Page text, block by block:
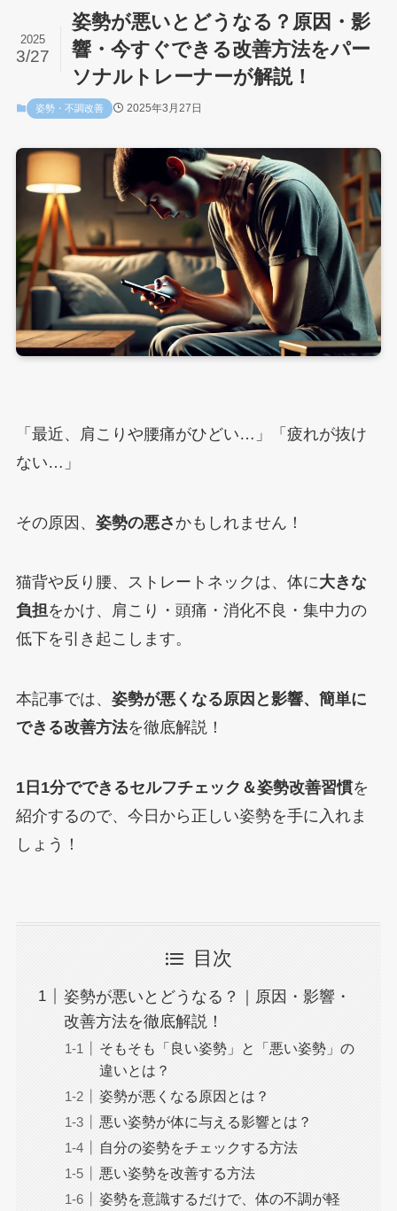
姿勢が悪いとどうなる？原因・影
響・今すぐできる改善方法をパー
ソナルトレーナーが解説！
2025
3/27
姿勢・不調改善 2025年3月27日
「最近、肩こりや腰痛がひどい…」「疲れが抜け
ない…」
その原因、 姿勢の悪さ かもしれません！
猫背や反り腰、ストレートネックは、体に大きな
負担をかけ、肩こり・頭痛・消化不良・集中力の
低下を引き起こします。
本記事では、 姿勢が悪くなる原因と影響、簡単に
できる改善方法を徹底解説！
1日1分でできるセルフチェック＆姿勢改善習慣を
紹介するので、今日から正しい姿勢を手に入れま
しょう！
目次
姿勢が悪いとどうなる？｜原因・影響・
改善方法を徹底解説！
そもそも「良い姿勢」と「悪い姿勢」の
違いとは？
姿勢が悪くなる原因とは？
悪い姿勢が体に与える影響とは？
自分の姿勢をチェックする方法
悪い姿勢を改善する方法
姿勢を意識するだけで、体の不調が軽